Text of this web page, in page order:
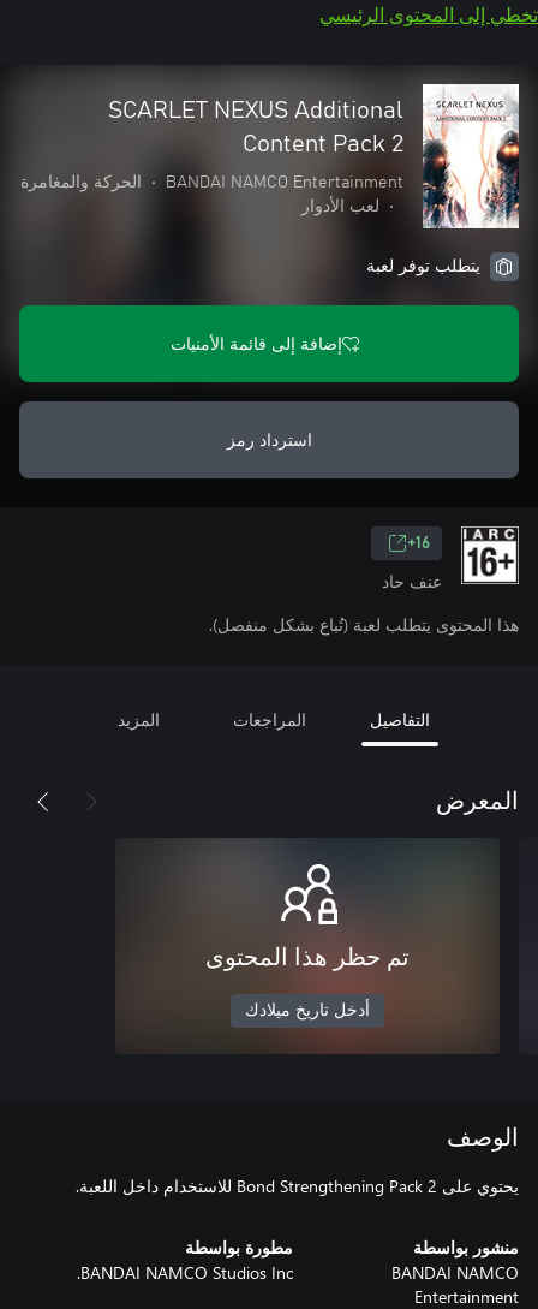
تخطي إلى المحتوى الرئيسي
SCARLET NEXUS Additional
Content Pack 2
BANDAI NAMCO Entertainment
•
الحركة والمغامرة
•
لعب الأدوار
يتطلب توفر لعبة
إضافة إلى قائمة الأمنيات
استرداد رمز
16+
عنف حاد
هذا المحتوى يتطلب لعبة (تُباع بشكل منفصل).
التفاصيل المراجعات المزيد
المعرض
تم حظر هذا المحتوى
أدخل تاريخ ميلادك
الوصف
يحتوي على Bond Strengthening Pack 2 للاستخدام داخل اللعبة.
منشور بواسطة
BANDAI NAMCO
Entertainment
مطورة بواسطة
BANDAI NAMCO Studios Inc.